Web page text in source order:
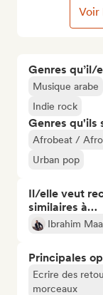
Genres qu’il/
Musique arabe
Indie rock
Genres qu'ils
Afrobeat /
Urban pop
Il/elle veut
similaires à…
Ibrahim
Principales
Ecrire des
morceaux
Voir